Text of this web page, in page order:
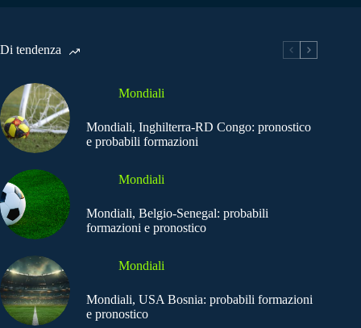
Di tendenza
Mondiali
Mondiali, Inghilterra-RD Congo: pronostico
e probabili formazioni
Mondiali
Mondiali, Belgio-Senegal: probabili
formazioni e pronostico
Mondiali
Mondiali, USA Bosnia: probabili formazioni
e pronostico